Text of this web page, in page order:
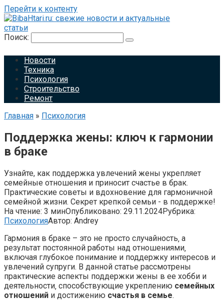
Перейти к контенту
Поиск:
Новости
Техника
Психология
Строительство
Ремонт
Главная » Психология
Поддержка жены: ключ к гармонии
в браке
Узнайте, как поддержка увлечений жены укрепляет
семейные отношения и приносит счастье в брак.
Практические советы и вдохновение для гармоничной
семейной жизни. Секрет крепкой семьи - в поддержке!
На чтение: 3 минОпубликовано: 29.11.2024Рубрика:
ПсихологияАвтор: Andrey
Гармония в браке – это не просто случайность‚ а
результат постоянной работы над отношениями‚
включая глубокое понимание и поддержку интересов и
увлечений супруги. В данной статье рассмотрены
практические аспекты поддержки жены в ее хобби и
деятельности‚ способствующие укреплению семейных
отношений и достижению счастья в семье.